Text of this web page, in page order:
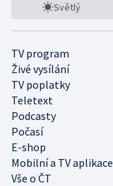
Světlý
TV program
Živé vysílání
TV poplatky
Teletext
Podcasty
Počasí
E-shop
Mobilní a TV aplikace
Vše o ČT